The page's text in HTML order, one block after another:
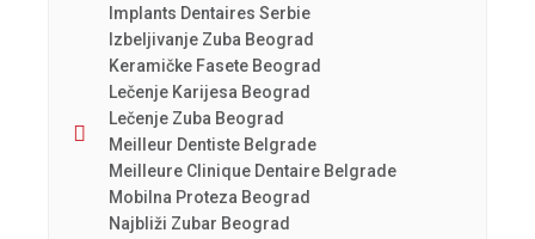
Implants Dentaires Serbie
Izbeljivanje Zuba Beograd
Keramičke Fasete Beograd
Lečenje Karijesa Beograd
Lečenje Zuba Beograd
Meilleur Dentiste Belgrade
Meilleure Clinique Dentaire Belgrade
Mobilna Proteza Beograd
Najbliži Zubar Beograd